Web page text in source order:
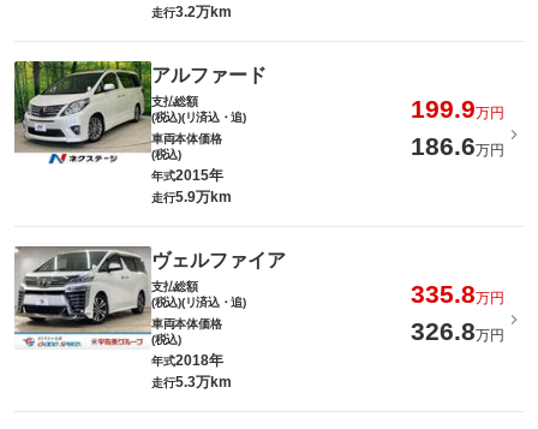
走行3.2万km
アルファード
支払総額
(税込)(リ済込・追)
199.9万円
車両本体価格
(税込)
186.6万円
年式2015年
走行5.9万km
ヴェルファイア
支払総額
(税込)(リ済込・追)
335.8万円
車両本体価格
(税込)
326.8万円
年式2018年
走行5.3万km